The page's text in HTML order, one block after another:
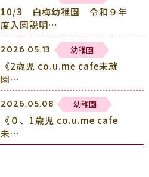
10/3 白梅幼稚園 令和９年
度入園説明…
2026.05.13 幼稚園
《2歳児 co.u.me cafe未就
園…
2026.05.08 幼稚園
《０、1歳児 co.u.me cafe
未…